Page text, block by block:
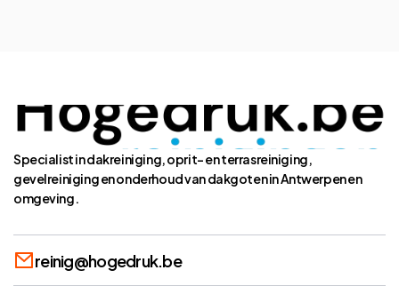
Specialist in dakreiniging, oprit- en terrasreiniging,
gevelreiniging en onderhoud van dakgoten in Antwerpen en
omgeving.
reinig@hogedruk.be